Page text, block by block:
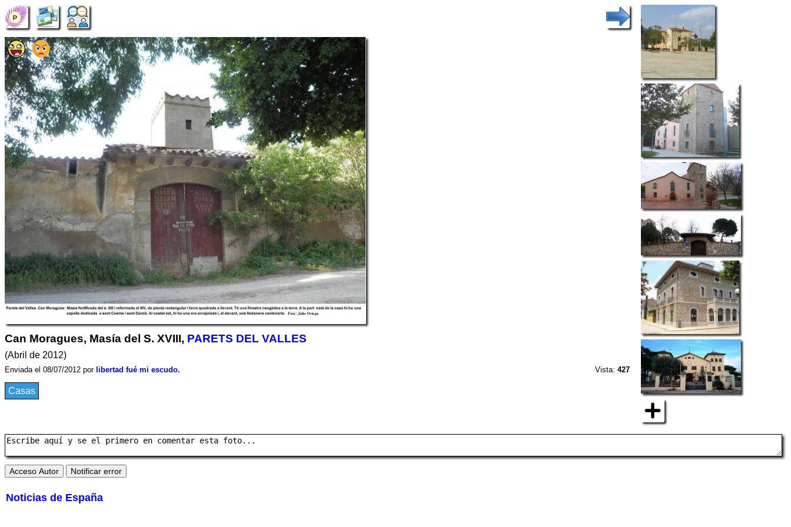
Can Moragues, Masía del S. XVIII, PARETS DEL VALLES
(Abril de 2012)
Enviada el 08/07/2012 por libertad fué mi escudo. Vista:427
Casas
Noticias de España